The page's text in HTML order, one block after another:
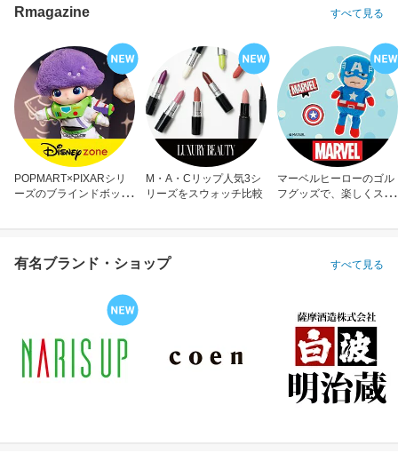
Rmagazine すべて見る
POPMART×PIXARシリ
ーズのブラインドボック
M・A・Cリップ人気3シ
リーズをスウォッチ比較
マーベルヒーローのゴル
フグッズで、楽しくスコ
有名ブランド・ショップ すべて見る